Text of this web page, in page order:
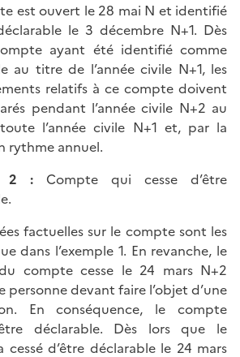
est ouvert le 28 mai N et identifié
le 3 décembre N+1. Dès
ayant été identifié comme
au titre de l’année civile N+1, les
relatifs à ce compte doivent
pendant l’année civile N+2 au
l’année civile N+1 et, par la
rythme annuel.
2 :Compte qui cesse d’être
factuelles sur le compte sont les
dans l’exemple 1. En revanche, le
compte cesse le 24 mars N+2
personne devant faire l’objet d’une
En conséquence, le compte
déclarable. Dès lors que le
cessé d’être déclarable le 24 mars